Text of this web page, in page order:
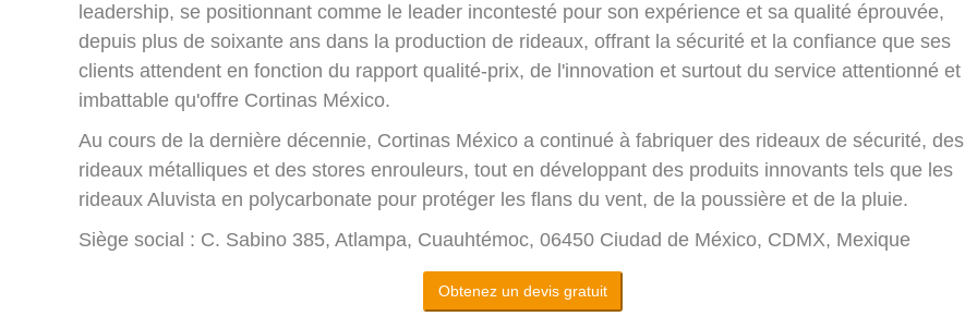
leadership, se positionnant comme le leader incontesté pour son expérience et sa qualité éprouvée,
depuis plus de soixante ans dans la production de rideaux, offrant la sécurité et la confiance que ses
clients attendent en fonction du rapport qualité-prix, de l'innovation et surtout du service attentionné et
imbattable qu'offre Cortinas México.
Au cours de la dernière décennie, Cortinas México a continué à fabriquer des rideaux de sécurité, des
rideaux métalliques et des stores enrouleurs, tout en développant des produits innovants tels que les
rideaux Aluvista en polycarbonate pour protéger les flans du vent, de la poussière et de la pluie.
Siège social : C. Sabino 385, Atlampa, Cuauhtémoc, 06450 Ciudad de México, CDMX, Mexique
Obtenez un devis gratuit